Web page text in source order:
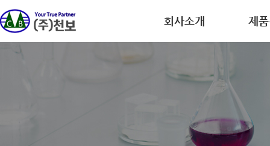
회사소개
CEO인사말
인증.특허
사업장 안내
제
의약품
정밀